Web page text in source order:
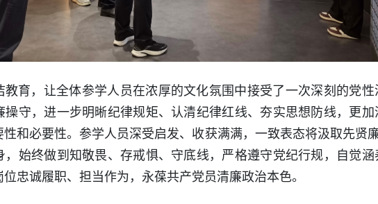
教育，让全体参学人员在浓厚的文化氛围中接受了一次深刻的党性
操守，进一步明晰纪律规矩、认清纪律红线、夯实思想防线，更
和必要性。参学人员深受启发、收获满满，一致表态将汲取先贤
，始终做到知敬畏、存戒惧、守底线，严格遵守党纪行规，自觉
忠诚履职、担当作为，永葆共产党员清廉政治本色。